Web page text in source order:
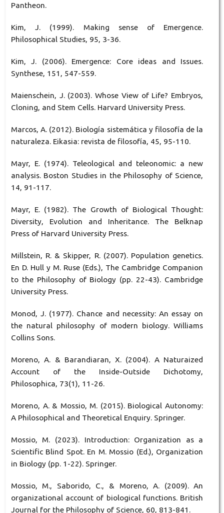
Pantheon.
Kim, J. (1999). Making sense of Emergence.
Philosophical Studies, 95, 3-36.
Kim, J. (2006). Emergence: Core ideas and Issues.
Synthese, 151, 547-559.
Maienschein, J. (2003). Whose View of Life? Embryos,
Cloning, and Stem Cells. Harvard University Press.
Marcos, A. (2012). Biología sistemática y filosofía de la
naturaleza. Eikasia: revista de filosofía, 45, 95-110.
Mayr, E. (1974). Teleological and teleonomic: a new
analysis. Boston Studies in the Philosophy of Science,
14, 91-117.
Mayr, E. (1982). The Growth of Biological Thought:
Diversity, Evolution and Inheritance. The Belknap
Press of Harvard University Press.
Millstein, R. & Skipper, R. (2007). Population genetics.
En D. Hull y M. Ruse (Eds.), The Cambridge Companion
to the Philosophy of Biology (pp. 22-43). Cambridge
University Press.
Monod, J. (1977). Chance and necessity: An essay on
the natural philosophy of modern biology. Williams
Collins Sons.
Moreno, A. & Barandiaran, X. (2004). A Naturaized
Account of the Inside-Outside Dichotomy,
Philosophica, 73(1), 11-26.
Moreno, A. & Mossio, M. (2015). Biological Autonomy:
A Philosophical and Theoretical Enquiry. Springer.
Mossio, M. (2023). Introduction: Organization as a
Scientific Blind Spot. En M. Mossio (Ed.), Organization
in Biology (pp. 1-22). Springer.
Mossio, M., Saborido, C., & Moreno, A. (2009). An
organizational account of biological functions. British
Journal for the Philosophy of Science, 60, 813-841.